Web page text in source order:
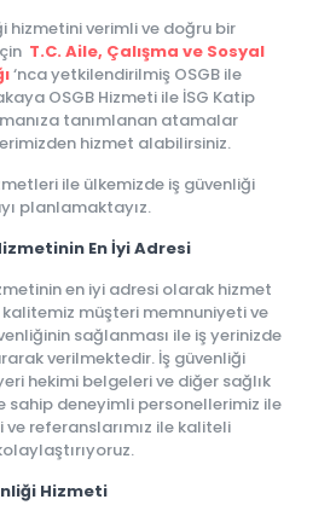
hizmetini verimli ve doğru bir
T.C. Aile, Çalışma ve Sosyal
‘nca yetkilendirilmiş OSGB ile
OSGB Hizmeti ile İSG Katip
tanımlanan atamalar
hizmet alabilirsiniz.
ile ülkemizde iş güvenliği
planlamaktayız.
En İyi Adresi
en iyi adresi olarak hizmet
müşteri memnuniyeti ve
sağlanması ile iş yerinizde
verilmektedir. İş güvenliği
hekimi belgeleri ve diğer sağlık
sahip deneyimli personellerimiz ile
referanslarımız ile kaliteli
Hizmeti